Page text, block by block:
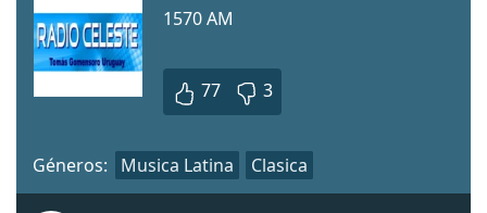
1570 AM
77 3
Géneros: Musica Latina Clasica